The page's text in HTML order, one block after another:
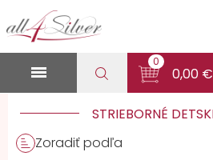

0
0,00 €
STRIEBORNÉ
Zoradiť podľa